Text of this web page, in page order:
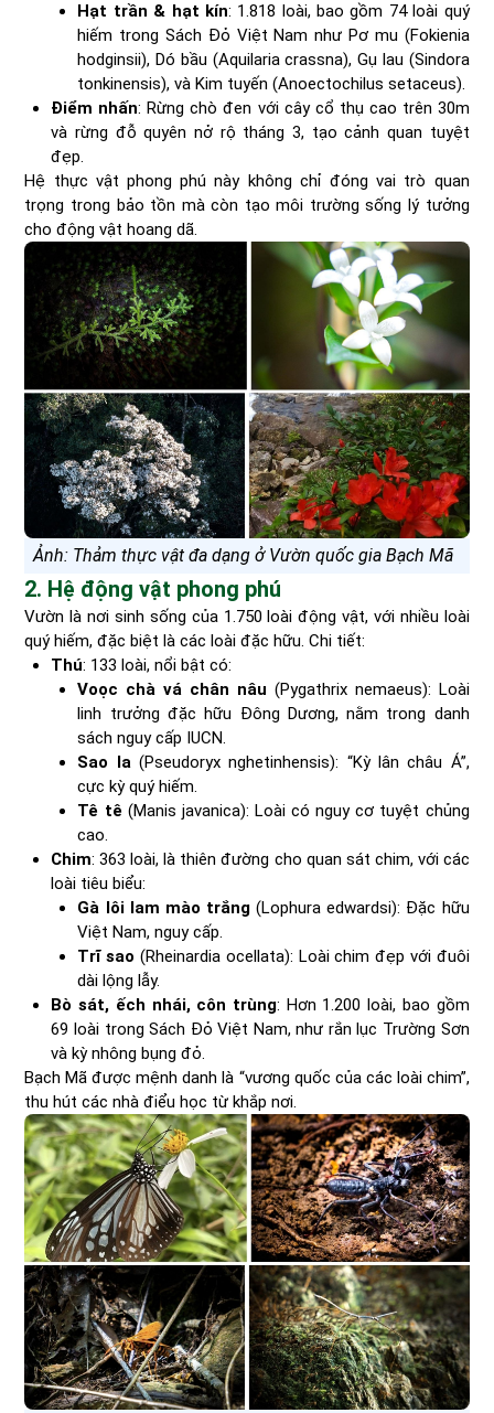
Hạt trần & hạt kín: 1.818 loài, bao gồm 74 loài quý
hiếm trong Sách Đỏ Việt Nam như Pơ mu (Fokienia
hodginsii), Dó bầu (Aquilaria crassna), Gụ lau (Sindora
tonkinensis), và Kim tuyến (Anoectochilus setaceus).
Điểm nhấn: Rừng chò đen với cây cổ thụ cao trên 30m
và rừng đỗ quyên nở rộ tháng 3, tạo cảnh quan tuyệt
đẹp.
Hệ thực vật phong phú này không chỉ đóng vai trò quan
trọng trong bảo tồn mà còn tạo môi trường sống lý tưởng
cho động vật hoang dã.
Ảnh: Thảm thực vật đa dạng ở Vườn quốc gia Bạch Mã
2. Hệ động vật phong phú
Vườn là nơi sinh sống của 1.750 loài động vật, với nhiều loài
quý hiếm, đặc biệt là các loài đặc hữu. Chi tiết:
Thú: 133 loài, nổi bật có:
Voọc chà vá chân nâu (Pygathrix nemaeus): Loài
linh trưởng đặc hữu Đông Dương, nằm trong danh
sách nguy cấp IUCN.
Sao la(Pseudoryx nghetinhensis): “Kỳ lân châu Á”,
cực kỳ quý hiếm.
Tê tê (Manis javanica): Loài có nguy cơ tuyệt chủng
cao.
Chim: 363 loài, là thiên đường cho quan sát chim, với các
loài tiêu biểu:
Gà lôi lam mào trắng (Lophura edwardsi): Đặc hữu
Việt Nam, nguy cấp.
Trĩ sao (Rheinardia ocellata): Loài chim đẹp với đuôi
dài lộng lẫy.
Bò sát, ếch nhái, côn trùng: Hơn 1.200 loài, bao gồm
69 loài trong Sách Đỏ Việt Nam, như rắn lục Trường Sơn
và kỳ nhông bụng đỏ.
Bạch Mã được mệnh danh là “vương quốc của các loài chim”,
thu hút các nhà điểu học từ khắp nơi.